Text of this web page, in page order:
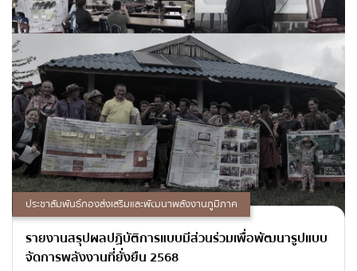
ประชาสัมพันธ์กองส่งเสริมและพัฒนาพลังงานภูมิภาค
รายงานสรุปผลปฏิบัติการแบบมีส่วนร่วมเพื่อพัฒนารูปแบบ
จัดการพลังงานที่ยั่งยืน 2568